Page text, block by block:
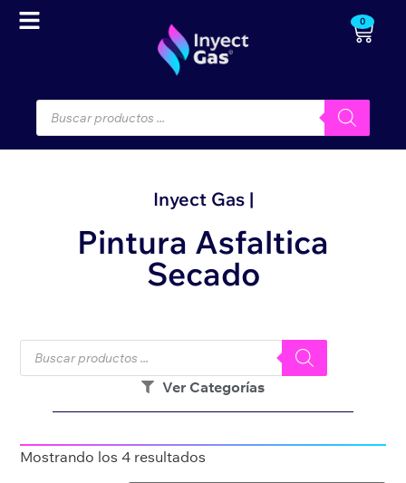
0
Inyect Gas |
Pintura Asfaltica
Secado
Ver Categorías
Mostrando los 4 resultados